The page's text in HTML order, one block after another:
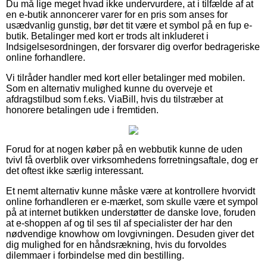
Du må lige meget hvad ikke undervurdere, at i tilfælde af at
en e-butik annoncerer varer for en pris som anses for
usædvanlig gunstig, bør det tit være et symbol på en fup e-
butik. Betalinger med kort er trods alt inkluderet i
Indsigelsesordningen, der forsvarer dig overfor bedrageriske
online forhandlere.
Vi tilråder handler med kort eller betalinger med mobilen.
Som en alternativ mulighed kunne du overveje et
afdragstilbud som f.eks. ViaBill, hvis du tilstræber at
honorere betalingen ude i fremtiden.
Forud for at nogen køber på en webbutik kunne de uden
tvivl få overblik over virksomhedens forretningsaftale, dog er
det oftest ikke særlig interessant.
Et nemt alternativ kunne måske være at kontrollere hvorvidt
online forhandleren er e-mærket, som skulle være et sympol
på at internet butikken understøtter de danske love, foruden
at e-shoppen af og til ses til af specialister der har den
nødvendige knowhow om lovgivningen. Desuden giver det
dig mulighed for en håndsrækning, hvis du forvoldes
dilemmaer i forbindelse med din bestilling.